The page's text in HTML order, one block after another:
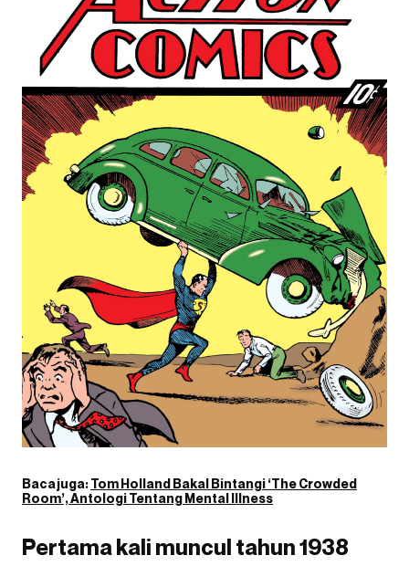
Baca juga:Tom Holland Bakal Bintangi ‘The Crowded
Room’, Antologi Tentang Mental Illness
Pertama kali muncul tahun 1938